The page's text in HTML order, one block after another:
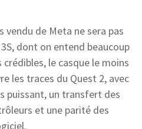
vendu de Meta ne sera pas
dont on entend beaucoup
le casque le moins
les traces du Quest 2, avec
puissant, un transfert des
et une parité des